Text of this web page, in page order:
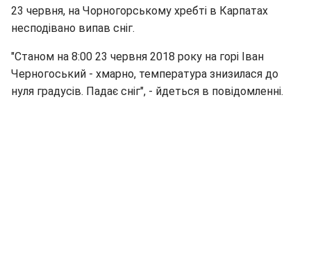
23 червня, на Чорногорському хребті в Карпатах
несподівано випав сніг.
"Станом на 8:00 23 червня 2018 року на горі Іван
Черногоський - хмарно, температура знизилася до
нуля градусів. Падає сніг", - йдеться в повідомленні.